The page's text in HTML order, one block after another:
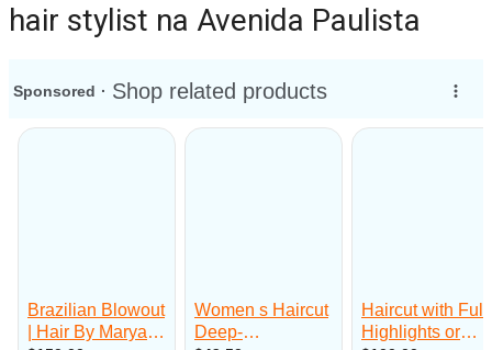
hair stylist na Avenida Paulista